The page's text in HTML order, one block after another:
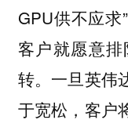
GPU供不应求
客户就愿意
转。一旦英伟
于宽松，客户